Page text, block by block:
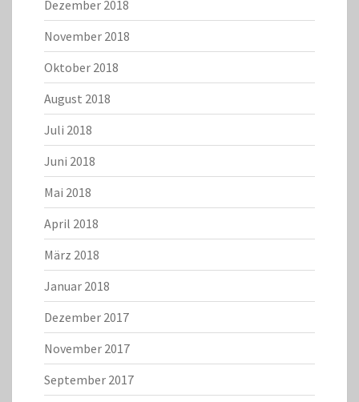
Dezember 2018
November 2018
Oktober 2018
August 2018
Juli 2018
Juni 2018
Mai 2018
April 2018
März 2018
Januar 2018
Dezember 2017
November 2017
September 2017